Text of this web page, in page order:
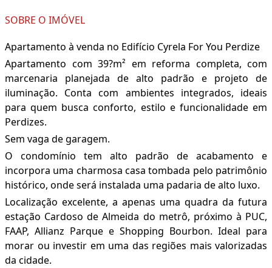
SOBRE O IMÓVEL
Apartamento à venda no Edifício Cyrela For You Perdize
Apartamento com 39?m² em reforma completa, com
marcenaria planejada de alto padrão e projeto de
iluminação. Conta com ambientes integrados, ideais
para quem busca conforto, estilo e funcionalidade em
Perdizes.
Sem vaga de garagem.
O condomínio tem alto padrão de acabamento e
incorpora uma charmosa casa tombada pelo patrimônio
histórico, onde será instalada uma padaria de alto luxo.
Localização excelente, a apenas uma quadra da futura
estação Cardoso de Almeida do metrô, próximo à PUC,
FAAP, Allianz Parque e Shopping Bourbon. Ideal para
morar ou investir em uma das regiões mais valorizadas
da cidade.